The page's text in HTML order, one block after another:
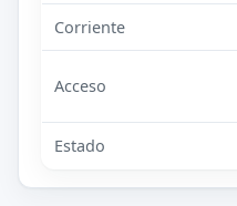
Corriente
Acceso
Estado